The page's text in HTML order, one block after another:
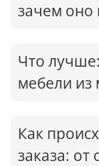
зачем оно
Что
мебели из
Как
заказа: